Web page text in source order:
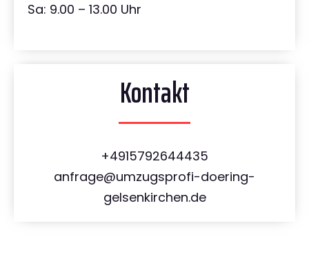
Sa: 9.00 – 13.00 Uhr
Kontakt
+4915792644435
anfrage@umzugsprofi-doering-
gelsenkirchen.de